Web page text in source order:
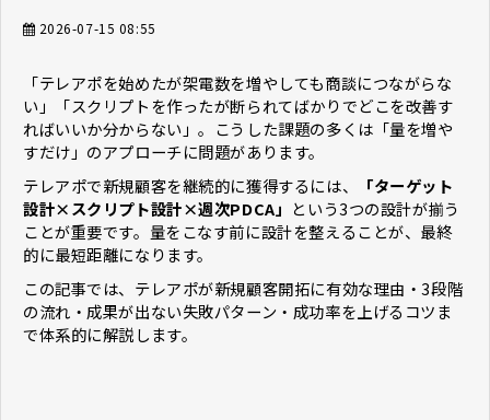
2026-07-15 08:55
「テレアポを始めたが架電数を増やしても商談につながらな
い」「スクリプトを作ったが断られてばかりでどこを改善す
ればいいか分からない」。こうした課題の多くは「量を増や
すだけ」のアプローチに問題があります。
テレアポで新規顧客を継続的に獲得するには、
「ターゲット
設計×スクリプト設計×週次PDCA」 という3つの設計が揃う
ことが重要です。量をこなす前に設計を整えることが、最終
的に最短距離になります。
この記事では、テレアポが新規顧客開拓に有効な理由・3段階
の流れ・成果が出ない失敗パターン・成功率を上げるコツま
で体系的に解説します。